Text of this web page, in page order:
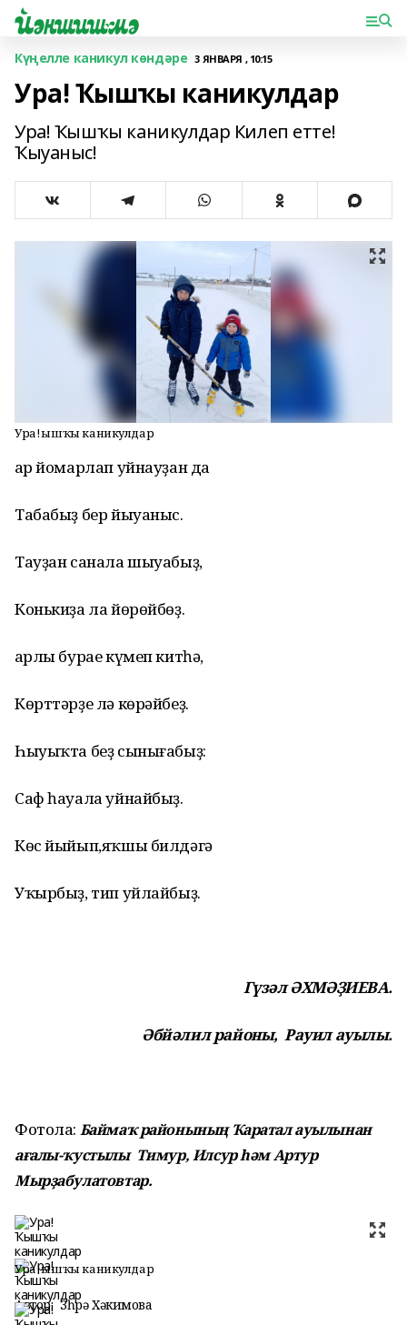
Күңелле каникул көндәре 3 ЯНВАРЯ , 10:15
Ура! Ҡышҡы каникулдар
Ура! Ҡышҡы каникулдар Килеп етте!
Ҡыуаныс!
Ура! Ҡышҡы каникулдар
Ҡар йомарлап уйнауҙан да
Табабыҙ бер йыуаныс.
Тауҙан санала шыуабыҙ,
Конькиҙа ла йөрөйбөҙ.
Ҡарлы бурае күмеп китһә,
Көрттәрҙе лә көрәйбеҙ.
Һыуыҡта беҙ сынығабыҙ:
Саф һауала уйнайбыҙ.
Көс йыйып,яҡшы билдәгә
Уҡырбыҙ, тип уйлайбыҙ.
Гүзәл ӘХМӘҘИЕВА.
Әбйәлил районы, Рауил ауылы.
Фотола: Баймаҡ районының Ҡаратал ауылынан
ағалы-ҡустылы Тимур, Илсур һәм Артур
Мырҙабулатовтар.
Ура! Ҡышҡы каникулдар
Автор: Зөһрә Хәкимова